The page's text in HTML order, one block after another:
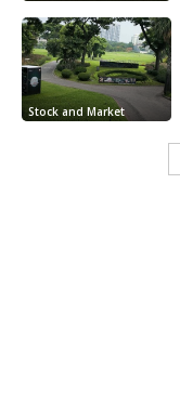
Stock and Market